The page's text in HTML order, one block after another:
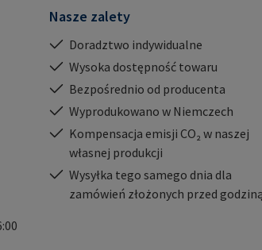
Nasze zalety
Doradztwo indywidualne
Wysoka dostępność towaru
Bezpośrednio od producenta
Wyprodukowano w Niemczech
Kompensacja emisji CO₂ w naszej
własnej produkcji
Wysyłka tego samego dnia dla
zamówień złożonych przed